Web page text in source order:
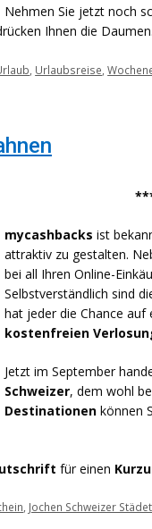
Nehmen Sie jetzt noch
Ihnen die
Urlaubsreise ,
mycashbacks ist
attraktiv zu gestalten.
bei all Ihren Online-
Selbstverständlich sind
hat jeder die Chance auf
kostenfreien
Jetzt im September
Schweizer, dem wohl
Destinationen können
für einen
, Jochen Schweizer